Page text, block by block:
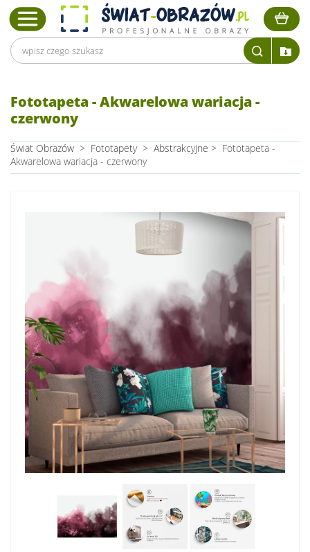
Fototapeta - Akwarelowa wariacja -
czerwony
Świat Obrazów > Fototapety > Abstrakcyjne > Fototapeta -
Akwarelowa wariacja - czerwony